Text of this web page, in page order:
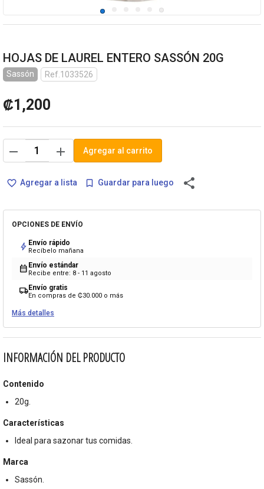
HOJAS DE LAUREL ENTERO SASSÓN 20G
Sassón Ref.1033526
₡1,200
remove add Agregar al carrito
favorite_border Agregar a lista bookmark_border Guardar para luego share
OPCIONES DE ENVÍO
bolt Envío rápido
Recíbelo mañana
calendar_month Envío estándar
Recibe entre: 8 - 11 agosto
local_shippingEnvío gratis
En compras de ₡30.000 o más
Más detalles
INFORMACIÓN DEL PRODUCTO
Contenido
20g.
Características
Ideal para sazonar tus comidas.
Marca
Sassón.